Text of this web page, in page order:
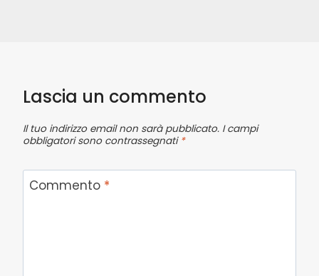
Lascia un commento
Il tuo indirizzo email non sarà pubblicato. I campi
obbligatori sono contrassegnati *
Commento *